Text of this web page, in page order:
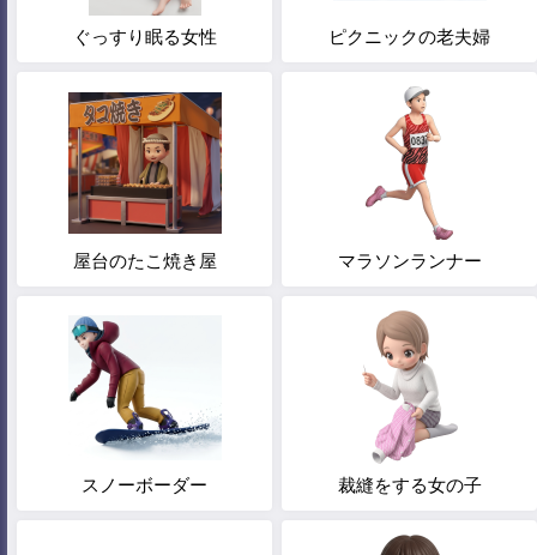
ぐっすり眠る女性 ピクニックの老夫婦
屋台のたこ焼き屋 マラソンランナー
スノーボーダー 裁縫をする女の子